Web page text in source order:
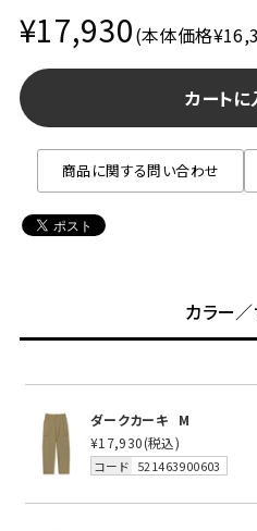
¥17,930(本体価格
カートに
商品に関する問い合わせ
カラー
ダークカーキ
M
¥17,930(税込)
コード 521463900603